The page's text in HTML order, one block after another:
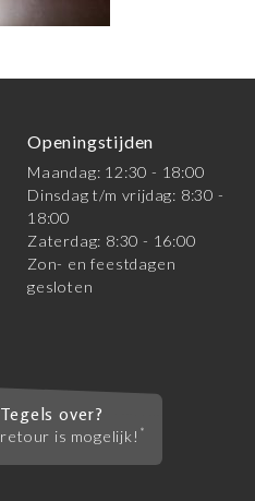
Openingstijden
Maandag: 12:30 - 18:00
Dinsdag t/m vrijdag: 8:30 -
18:00
Zaterdag: 8:30 - 16:00
Zon- en feestdagen
gesloten
Tegels over?
retour is mogelijk! *